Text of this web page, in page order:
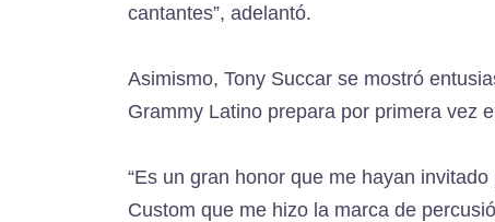
cantantes”, adelantó.
Asimismo, Tony Succar se mostró
Grammy Latino prepara por primera vez
“Es un gran honor que me hayan
Custom que me hizo la marca de